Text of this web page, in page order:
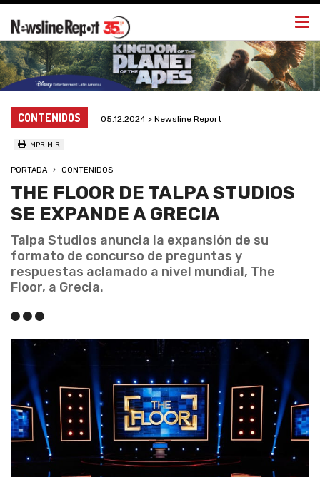
CONTENIDOS 05.12.2024 > Newsline Report
IMPRIMIR
PORTADA CONTENIDOS
THE FLOOR DE TALPA STUDIOS
SE EXPANDE A GRECIA
Talpa Studios anuncia la expansión de su
formato de concurso de preguntas y
respuestas aclamado a nivel mundial, The
Floor, a Grecia.